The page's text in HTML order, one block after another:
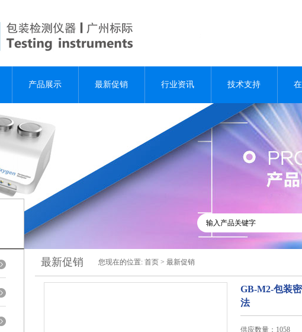
产品展示 最新促销 行业资讯 技术支持
最新促销 您现在的位置: 首页 > 最新促销
GB-M2-包装
法
供应数量：1058